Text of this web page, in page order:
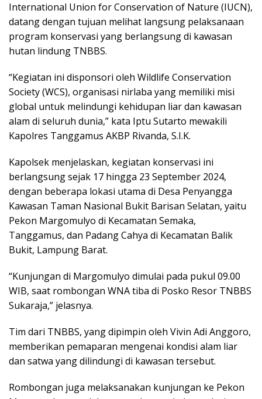
International Union for Conservation of Nature (IUCN),
datang dengan tujuan melihat langsung pelaksanaan
program konservasi yang berlangsung di kawasan
hutan lindung TNBBS.
“Kegiatan ini disponsori oleh Wildlife Conservation
Society (WCS), organisasi nirlaba yang memiliki misi
global untuk melindungi kehidupan liar dan kawasan
alam di seluruh dunia,” kata Iptu Sutarto mewakili
Kapolres Tanggamus AKBP Rivanda, S.I.K.
Kapolsek menjelaskan, kegiatan konservasi ini
berlangsung sejak 17 hingga 23 September 2024,
dengan beberapa lokasi utama di Desa Penyangga
Kawasan Taman Nasional Bukit Barisan Selatan, yaitu
Pekon Margomulyo di Kecamatan Semaka,
Tanggamus, dan Padang Cahya di Kecamatan Balik
Bukit, Lampung Barat.
“Kunjungan di Margomulyo dimulai pada pukul 09.00
WIB, saat rombongan WNA tiba di Posko Resor TNBBS
Sukaraja,” jelasnya.
Tim dari TNBBS, yang dipimpin oleh Vivin Adi Anggoro,
memberikan pemaparan mengenai kondisi alam liar
dan satwa yang dilindungi di kawasan tersebut.
Rombongan juga melaksanakan kunjungan ke Pekon